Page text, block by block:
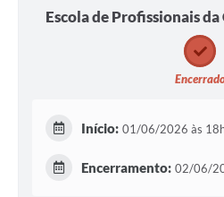
Escola de Profissionais
Início: 01/06/2026 às
Encerramento: 02/06/